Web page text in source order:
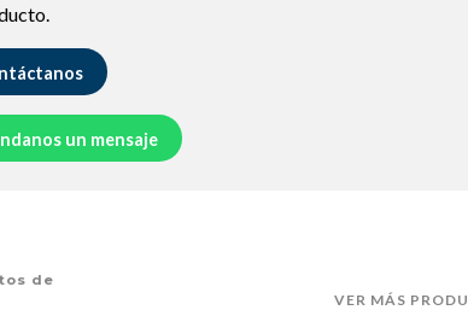
un mensaje
de
VER MÁS